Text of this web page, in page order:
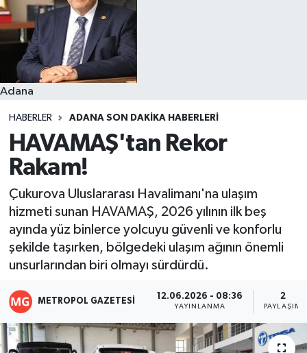
Adana
HABERLER ADANA SON DAKIKA HABERLERI
HAVAMAŞ'tan Rekor
Rakam!
Çukurova Uluslararası Havalimanı'na ulaşım
hizmeti sunan HAVAMAŞ, 2026 yılının ilk beş
ayında yüz binlerce yolcuyu güvenli ve konforlu
şekilde taşırken, bölgedeki ulaşım ağının önemli
unsurlarından biri olmayı sürdürdü.
METROPOL GAZETESI 12.06.2026 - 08:36
YAYINLANMA
2
PAYLAŞIM
Resmi İlanlar